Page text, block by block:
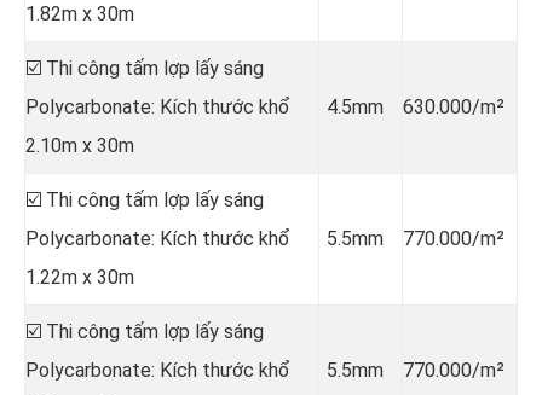
1.82m x 30m
☑️ Thi công tấm lợp lấy sáng
Polycarbonate: Kích thước khổ
2.10m x 30m
4.5mm 630.000/m²
☑️ Thi công tấm lợp lấy sáng
Polycarbonate: Kích thước khổ
1.22m x 30m
5.5mm 770.000/m²
☑️ Thi công tấm lợp lấy sáng
Polycarbonate: Kích thước khổ
5.5mm 770.000/m²